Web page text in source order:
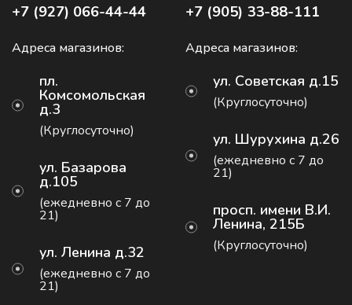
+7 (927) 066-44-44
Адреса магазинов:
пл.
Комсомольская
д.3
(Круглосуточно)
ул. Базарова
д.105
(ежедневно с 7 до
21)
ул. Ленина д.32
(ежедневно с 7 до
21)
+7 (905) 33-88-111
Адреса магазинов:
ул. Советская д.15
(Круглосуточно)
ул. Шурухина д.26
(ежедневно с 7 до
21)
просп. имени В.И.
Ленина, 215Б
(Круглосуточно)